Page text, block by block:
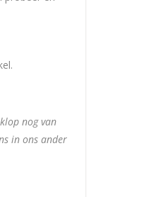
nog van
in ons ander